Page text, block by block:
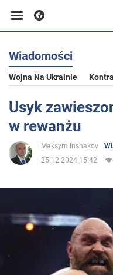
Biznes
Sport
Rozrywka
Polityka
Społeczeństwo
Wiadomości
Wojna Na Ukrainie
Usyk
w rewanżu
Maksym Inshakov
25.12.2024 15:42